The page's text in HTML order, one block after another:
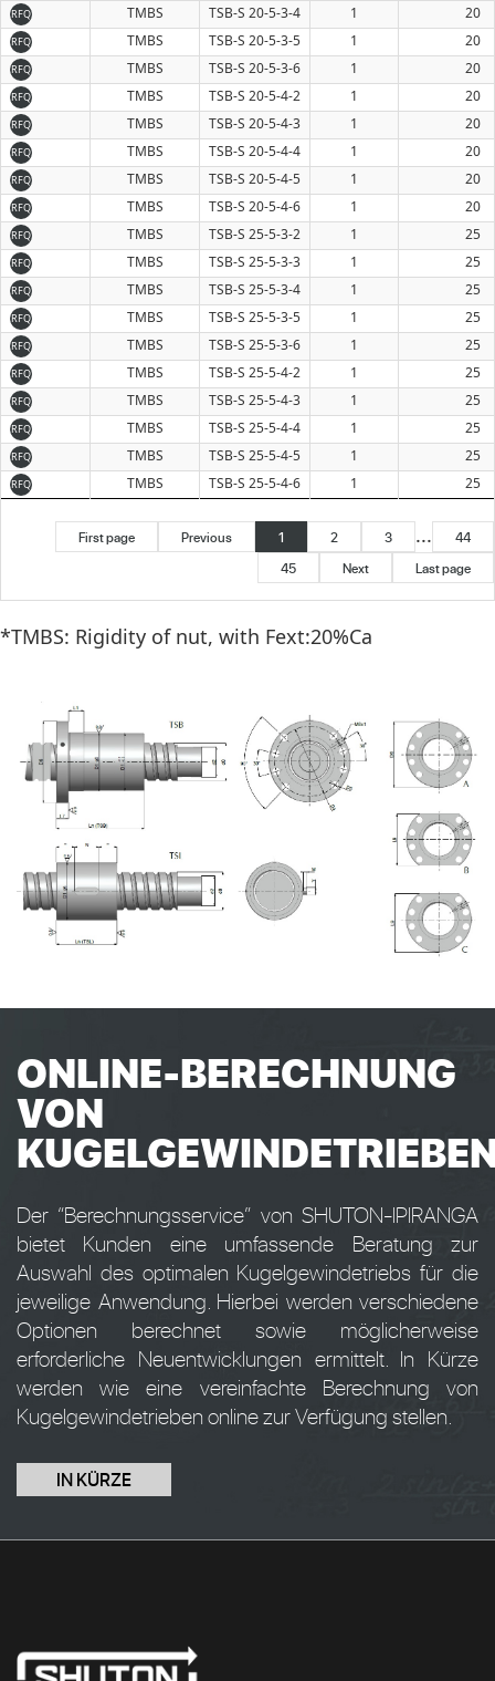
RFQ TMBS TSB-S 20-5-3-4 1 20
RFQ TMBS TSB-S 20-5-3-5 1 20
RFQ TMBS TSB-S 20-5-3-6 1 20
RFQ TMBS TSB-S 20-5-4-2 1 20
RFQ TMBS TSB-S 20-5-4-3 1 20
RFQ TMBS TSB-S 20-5-4-4 1 20
RFQ TMBS TSB-S 20-5-4-5 1 20
RFQ TMBS TSB-S 20-5-4-6 1 20
RFQ TMBS TSB-S 25-5-3-2 1 25
RFQ TMBS TSB-S 25-5-3-3 1 25
RFQ TMBS TSB-S 25-5-3-4 1 25
RFQ TMBS TSB-S 25-5-3-5 1 25
RFQ TMBS TSB-S 25-5-3-6 1 25
RFQ TMBS TSB-S 25-5-4-2 1 25
RFQ TMBS TSB-S 25-5-4-3 1 25
RFQ TMBS TSB-S 25-5-4-4 1 25
RFQ TMBS TSB-S 25-5-4-5 1 25
RFQ TMBS TSB-S 25-5-4-6 1 25
First page Previous 1 2 3 ...
44
45
Next Last page
*TMBS: Rigidity of nut, with Fext:20%Ca
ONLINE-BERECHNUNG
VON
Der “Berechnungsservice” von SHUTON-IPIRANGA
bietet Kunden eine umfassende Beratung zur
Auswahl des optimalen Kugelgewindetriebs für die
jeweilige Anwendung. Hierbei werden verschiedene
Optionen berechnet sowie möglicherweise
erforderliche Neuentwicklungen ermittelt. In Kürze
werden wie eine vereinfachte Berechnung von
Kugelgewindetrieben online zur Verfügung stellen.
IN KÜRZE